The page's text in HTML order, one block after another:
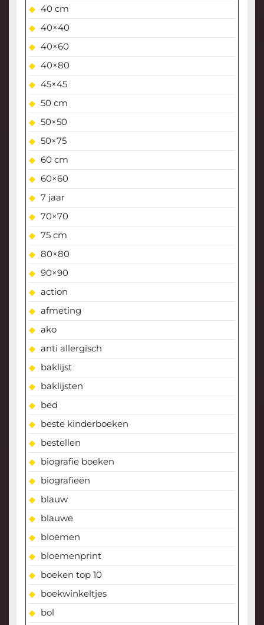
40 cm
40×40
40×60
40×80
45×45
50 cm
50×50
50×75
60 cm
60×60
7 jaar
70×70
75 cm
80×80
90×90
action
afmeting
ako
anti allergisch
baklijst
baklijsten
bed
beste kinderboeken
bestellen
biografie boeken
biografieën
blauw
blauwe
bloemen
bloemenprint
boeken top 10
boekwinkeltjes
bol